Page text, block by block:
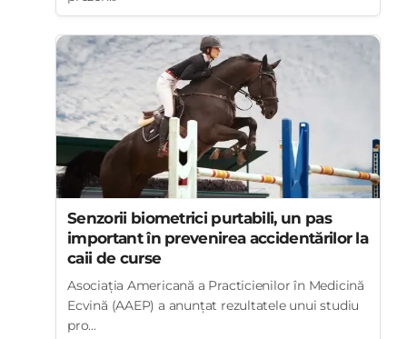
Senzorii biometrici purtabili, un pas
important în prevenirea accidentărilor la
caii de curse
Asociația Americană a Practicienilor în Medicină
Ecvină (AAEP) a anunțat rezultatele unui studiu
pro...